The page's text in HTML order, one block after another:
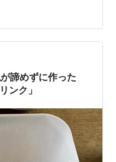
早く、あっという間
子でずいぶんと心が
がいないと散歩にも
する気力がないとい
人で歩いてみました
先月、花が…
諦めずに作った
ンク」